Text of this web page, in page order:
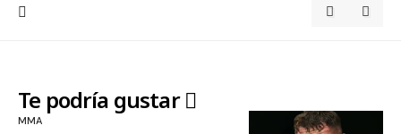
Te podría gustar
MMA